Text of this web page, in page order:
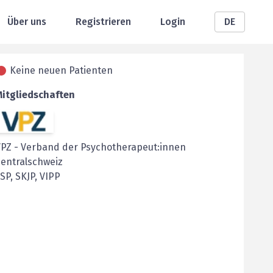
Über uns Registrieren Login DE
Keine neuen Patienten
- Verband der Psychotherapeut:innen
SKJP, VIPP